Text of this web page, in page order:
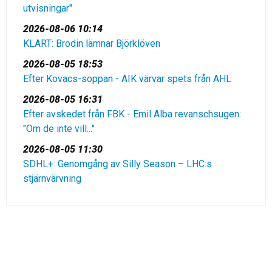
utvisningar"
2026-08-06 10:14
KLART: Brodin lämnar Björklöven
2026-08-05 18:53
Efter Kovacs-soppan - AIK värvar spets från AHL
2026-08-05 16:31
Efter avskedet från FBK - Emil Alba revanschsugen:
"Om de inte vill..."
2026-08-05 11:30
SDHL+: Genomgång av Silly Season – LHC:s
stjärnvärvning